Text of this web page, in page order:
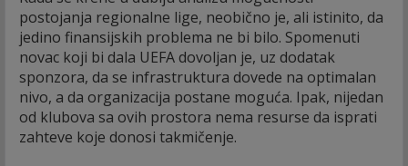
postojanja regionalne lige, neobično je, ali istinito, da
jedino finansijskih problema ne bi bilo. Spomenuti
novac koji bi dala UEFA dovoljan je, uz dodatak
sponzora, da se infrastruktura dovede na optimalan
nivo, a da organizacija postane moguća. Ipak, nijedan
od klubova sa ovih prostora nema resurse da isprati
zahteve koje donosi takmičenje.